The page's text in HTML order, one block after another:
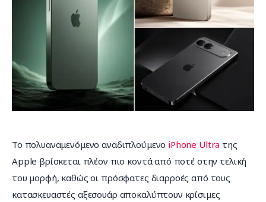
Επικοινωνία
Το πολυαναμενόμενο αναδιπλούμενο iPhone Ultra της
Apple βρίσκεται πλέον πιο κοντά από ποτέ στην τελική
του μορφή, καθώς οι πρόσφατες διαρροές από τους
κατασκευαστές αξεσουάρ αποκαλύπτουν κρίσιμες